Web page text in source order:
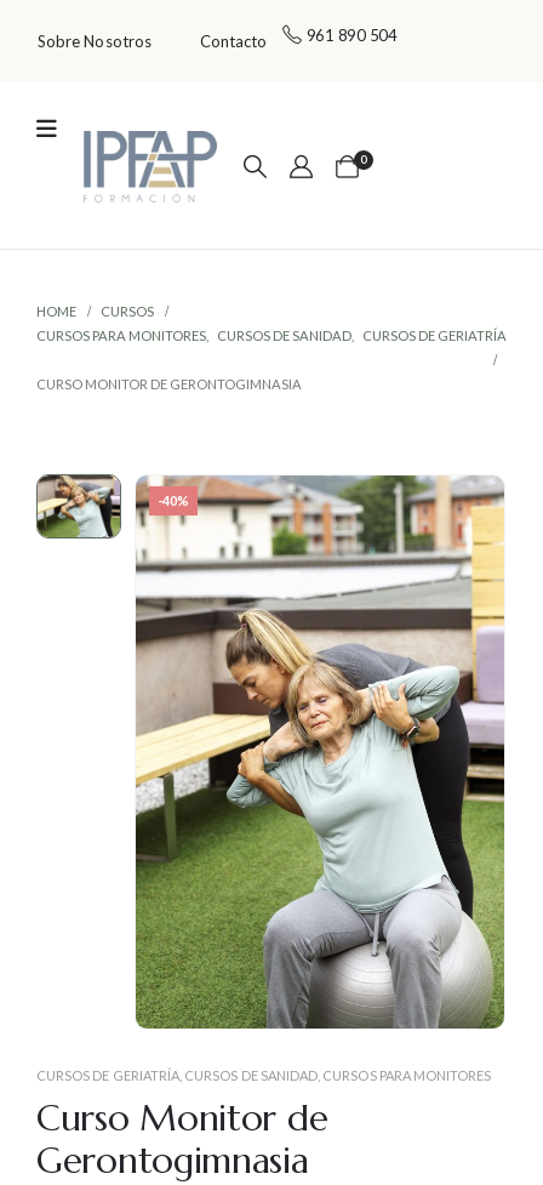
Sobre Nosotros Contacto 961 890 504
0
HOME
CURSOS
CURSOS PARA MONITORES
CURSOS DE SANIDAD CURSOS DE GERIATRÍA
CURSO MONITOR DE GERONTOGIMNASIA
-40%
CURSOS DE GERIATRÍA CURSOS DE SANIDAD CURSOS PARA MONITORES
Curso Monitor de
Gerontogimnasia